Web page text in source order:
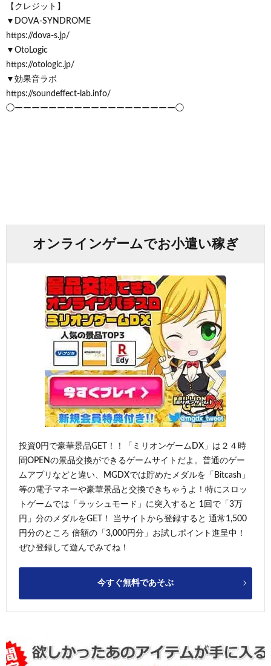
【クレジット】
▼DOVA-SYNDROME
https://dova-s.jp/
▼OtoLogic
https://otologic.jp/
▼効果音ラボ
https://soundeffect-lab.info/
◯ーーーーーーーーーーーーーーーーーーー◯
オンラインゲームでお小遣い稼ぎ
投資0円で豪華景品GET！！「ミリオンゲームDX」は２４時
間OPENの景品交換ができるゲームサイトだよ。普通のゲー
ムアプリなどと違い、MGDXでは貯めたメダルを「Bitcash」
等の電子マネーや豪華景品と交換できちゃうよ！特にスロッ
トゲームでは「ラッシュモード」に突入すると 1回で「3万
円」分のメダルをGET！ 当サイトから登録すると 通常1,500
円分のところ 倍額の「3,000円分」お試しポイント進呈中！
ぜひ登録して遊んでみてね！
今すぐ無料であそぶ